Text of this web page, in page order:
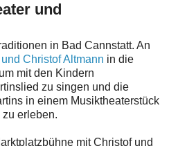
und
in Bad Cannstatt. An
Christof Altmann in die
mit den Kindern
zu singen und die
in einem Musiktheaterstück
erleben.
mit Christof und